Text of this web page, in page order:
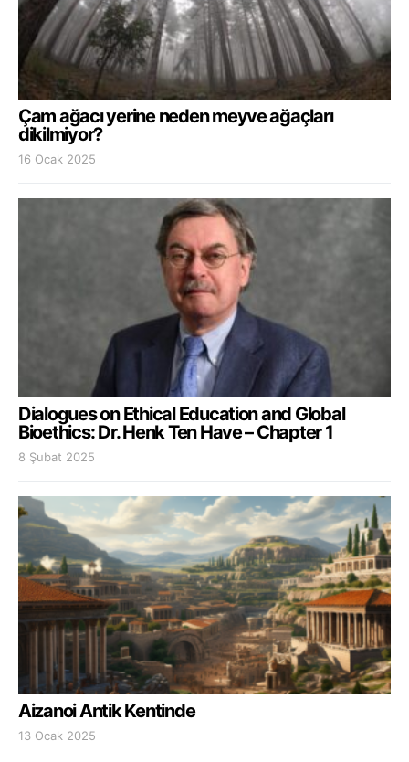
Çam ağacı yerine neden meyve ağaçları
dikilmiyor?
16 Ocak 2025
Dialogues on Ethical Education and Global
Bioethics: Dr. Henk Ten Have – Chapter 1
8 Şubat 2025
Aizanoi Antik Kentinde
13 Ocak 2025